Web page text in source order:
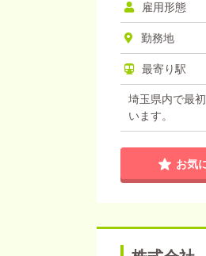
雇用形態
勤務地
最寄り駅
埼玉県内で最
います。
お気